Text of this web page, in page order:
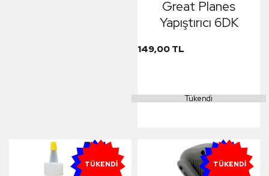
Great Planes
Yapıştırıcı 6DK
149,00 TL
Tükendi
YENI
TÜKENDI YENI
TÜKENDI